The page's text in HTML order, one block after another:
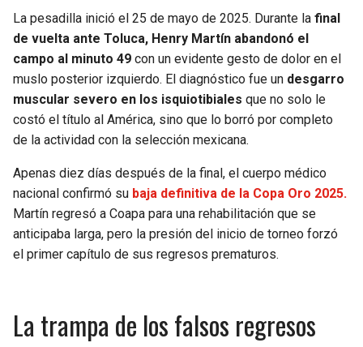
PACKERS
VIKINGS
FALCONS
SAINTS
BUCCANEERS
TIMBERWOLVES
THUNDER
TRAIL BLAZERS
La pesadilla inició el 25 de mayo de 2025. Durante la final
de vuelta ante Toluca, Henry Martín abandonó el
campo al minuto 49 con un evidente gesto de dolor en el
muslo posterior izquierdo. El diagnóstico fue un desgarro
muscular severo en los isquiotibiales que no solo le
costó el título al América, sino que lo borró por completo
de la actividad con la selección mexicana.
Apenas diez días después de la final, el cuerpo médico
nacional confirmó su baja definitiva de la Copa Oro 2025.
Martín regresó a Coapa para una rehabilitación que se
anticipaba larga, pero la presión del inicio de torneo forzó
el primer capítulo de sus regresos prematuros.
La trampa de los falsos regresos